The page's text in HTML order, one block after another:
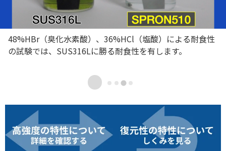
48%HBr（臭化水素酸）、36%HCl（塩酸）による耐食性
の試験では、SUS316Lに勝る耐食性を有します。